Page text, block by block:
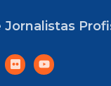
Jornalistas